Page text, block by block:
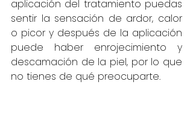
aplicación del tratamiento puedas
sentir la sensación de ardor, calor
o picor y después de la aplicación
puede haber enrojecimiento y
descamación de la piel, por lo que
no tienes de qué preocuparte.